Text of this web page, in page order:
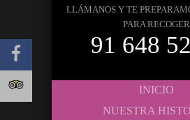
LLÁMANOS Y TE
PARA RECOGER
91 648
INICIO
NUESTRA